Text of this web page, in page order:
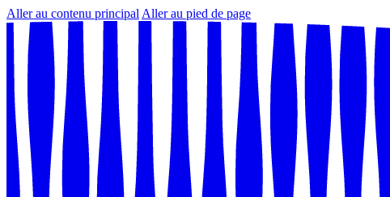
Aller au contenu principal Aller au pied de page